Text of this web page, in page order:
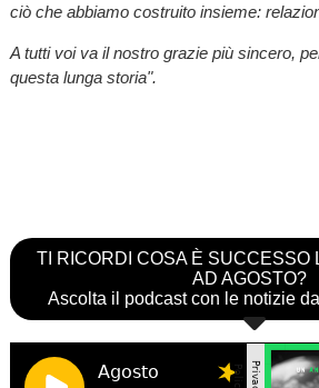
ciò che abbiamo costruito insieme:
A tutti voi va il nostro grazie più sincero,
questa lunga storia".
TI RICORDI COSA È SUCCESSO
AD AGOSTO?
Ascolta il podcast con le notizie